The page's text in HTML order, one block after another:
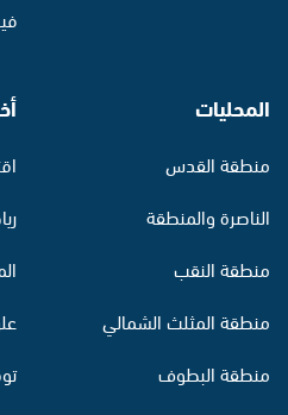
المحليات
منطقة القدس
الناصرة والمنطقة
منطقة النقب
منطقة المثلث الشمالي
منطقة البطوف